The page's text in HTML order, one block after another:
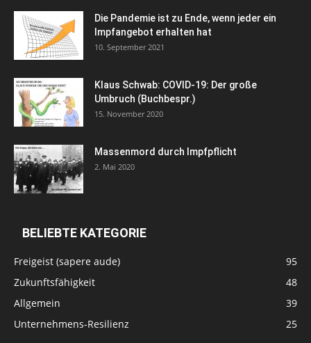
Die Pandemie ist zu Ende, wenn jeder ein
Impfangebot erhalten hat
10. September 2021
Klaus Schwab: COVID-19: Der große
Umbruch (Buchbespr.)
15. November 2020
Massenmord durch Impfpflicht
2. Mai 2020
BELIEBTE KATEGORIE
Freigeist (sapere aude)
95
Zukunftsfähigkeit
48
Allgemein
39
Unternehmens-Resilienz
25